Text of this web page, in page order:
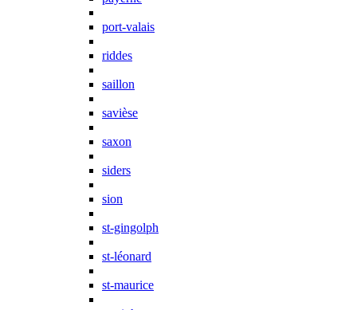
port-valais
riddes
saillon
savièse
saxon
siders
sion
st-gingolph
st-léonard
st-maurice